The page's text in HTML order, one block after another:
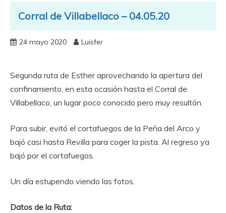
Corral de Villabellaco – 04.05.20
24 mayo 2020 Luisfer
Segunda ruta de Esther aprovechando la apertura del
confinamiento, en esta ocasión hasta el Corral de
Villabellaco, un lugar poco conocido pero muy resultón.
Para subir, evitó el cortafuegos de la Peña del Arco y
bajó casi hasta Revilla para coger la pista. Al regreso ya
bajó por el cortafuegos.
Un día estupendo viendo las fotos.
Datos de la Ruta: